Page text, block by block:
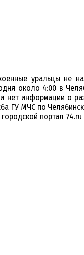
уральцы не
около 4:00 в
нет информации о
ГУ МЧС по
портал